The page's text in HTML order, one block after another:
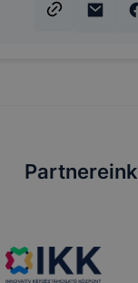
Partnereink